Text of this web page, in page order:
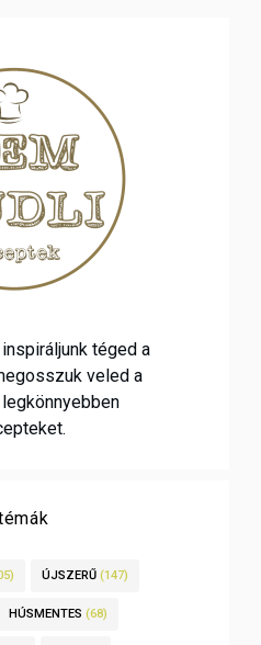
téged a
veled a
ÚJSZERŰ (147)
HÚSMENTES (68)